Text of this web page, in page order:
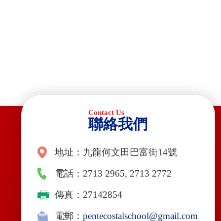
聯絡我們
地址：九龍何文田巴富街14號
電話：2713 2965, 2713 2772
傳真：27142854
電郵： pentecostalschool@gmail.com